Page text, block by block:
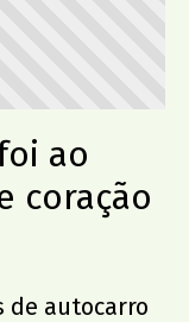
ao
coração
de autocarro